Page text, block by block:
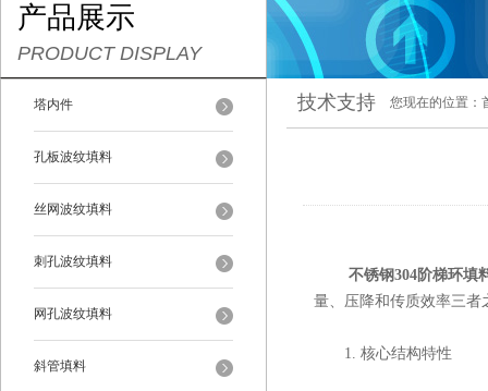
产品展示
PRODUCT DISPLAY
塔内件
孔板波纹填料
丝网波纹填料
刺孔波纹填料
网孔波纹填料
斜管填料
技术支持 您现在的位置：
不锈钢304阶梯环填
量、压降和传质效率三者
1. 核心结构特性